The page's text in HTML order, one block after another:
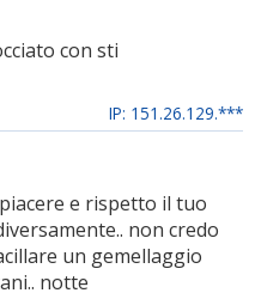
con sti
IP: 151.26.129.***
e rispetto il tuo
non credo
un gemellaggio
notte